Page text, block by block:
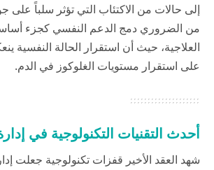
إلى حالات من الاكتئاب التي تؤثر سلباً على
من الضروري دمج الدعم النفسي كجزء
العلاجية، حيث أن استقرار الحالة النفسية
على استقرار مستويات الغلوكوز في الدم.
أحدث التقنيات التكنولوجية في
شهد العقد الأخير قفزات تكنولوجية جعلت